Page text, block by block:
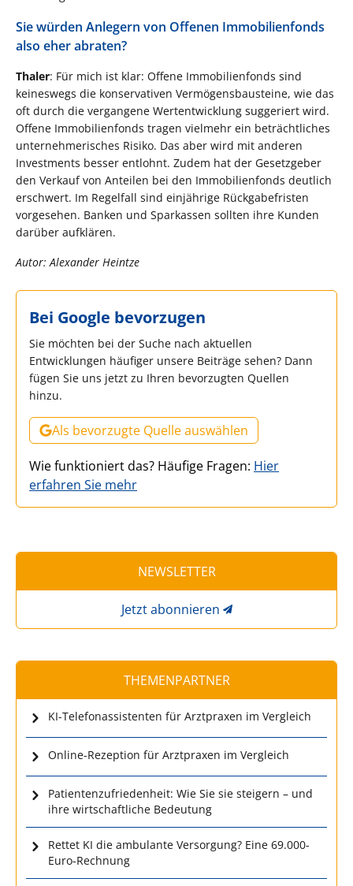
Sie würden Anlegern von Offenen Immobilienfonds
also eher abraten?
Thaler: Für mich ist klar: Offene Immobilienfonds sind
keineswegs die konservativen Vermögensbausteine, wie das
oft durch die vergangene Wertentwicklung suggeriert wird.
Offene Immobilienfonds tragen vielmehr ein beträchtliches
unternehmerisches Risiko. Das aber wird mit anderen
Investments besser entlohnt. Zudem hat der Gesetzgeber
den Verkauf von Anteilen bei den Immobilienfonds deutlich
erschwert. Im Regelfall sind einjährige Rückgabefristen
vorgesehen. Banken und Sparkassen sollten ihre Kunden
darüber aufklären.
Autor: Alexander Heintze
Bei Google bevorzugen
Sie möchten bei der Suche nach aktuellen
Entwicklungen häufiger unsere Beiträge sehen? Dann
fügen Sie uns jetzt zu Ihren bevorzugten Quellen
hinzu.
Als bevorzugte Quelle auswählen
Wie funktioniert das? Häufige Fragen: Hier
erfahren Sie mehr
NEWSLETTER
Jetzt abonnieren
THEMENPARTNER
KI-Telefonassistenten für Arztpraxen im Vergleich
Online-Rezeption für Arztpraxen im Vergleich
Patientenzufriedenheit: Wie Sie sie steigern – und
ihre wirtschaftliche Bedeutung
Rettet KI die ambulante Versorgung? Eine 69.000-
Euro-Rechnung